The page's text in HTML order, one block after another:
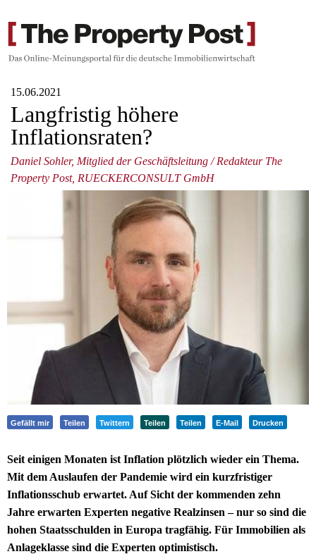
15.06.2021
Langfristig höhere
Inflationsraten?
Daniel Sohler, Mitglied der Geschäftsleitung / Redakteur The
Property Post, RUECKERCONSULT GmbH
Gefällt mir Teilen Twittern Teilen Teilen E-Mail Drucken
Seit einigen Monaten ist Inflation plötzlich wieder ein Thema.
Mit dem Auslaufen der Pandemie wird ein kurzfristiger
Inflationsschub erwartet. Auf Sicht der kommenden zehn
Jahre erwarten Experten negative Realzinsen – nur so sind die
hohen Staatsschulden in Europa tragfähig. Für Immobilien als
Anlageklasse sind die Experten optimistisch.